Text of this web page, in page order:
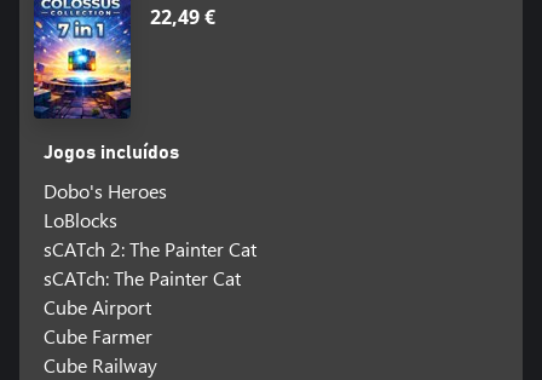
22,49 €
Jogos incluídos
Dobo's Heroes
LoBlocks
sCATch 2: The Painter Cat
sCATch: The Painter Cat
Cube Airport
Cube Farmer
Cube Railway